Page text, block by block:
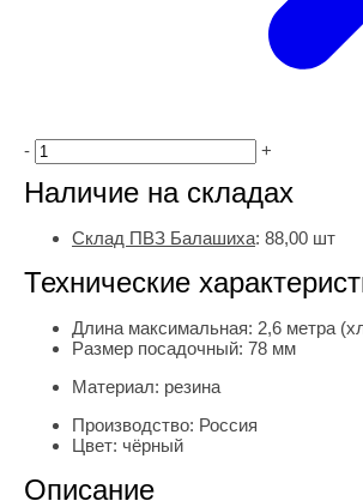
- +
Наличие на складах
Склад ПВЗ Балашиха: 88,00 шт
Технические
Длина максимальная: 2,6 метра
Размер посадочный: 78 мм
Материал: резина
Производство: Россия
Цвет: чёрный
Описание